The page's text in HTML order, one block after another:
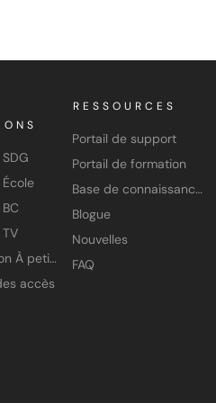
Application À petits pas
accès
RESSOURCES
Portail de support
Portail de formation
Base de connaissances
Blogue
Nouvelles
FAQ